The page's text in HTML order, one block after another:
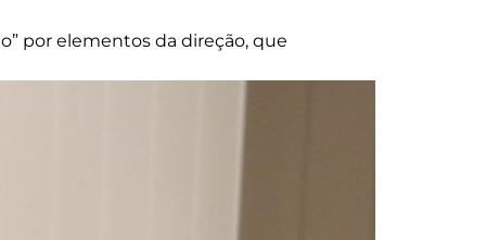
por elementos da direção, que